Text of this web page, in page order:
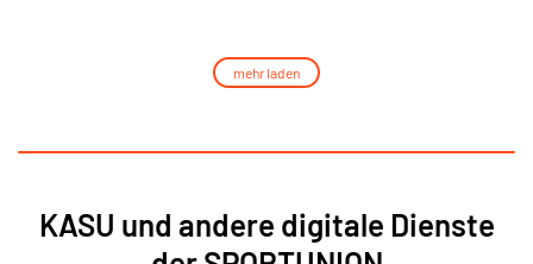
mehr laden
KASU und andere digitale Dienste